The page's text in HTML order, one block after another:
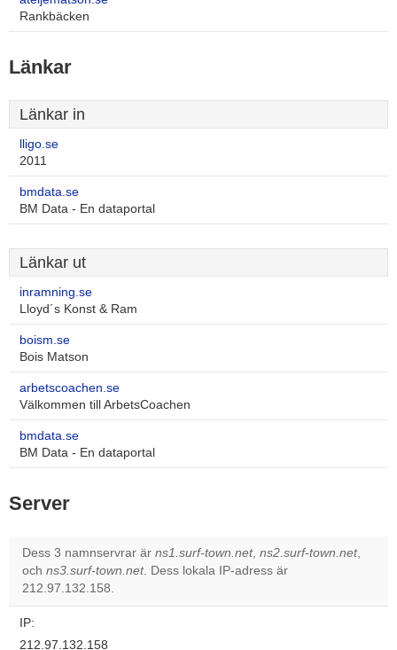
Rankbäcken
Länkar
Länkar in
lligo.se
2011
bmdata.se
BM Data - En dataportal
Länkar ut
inramning.se
Lloyd´s Konst & Ram
boism.se
Bois Matson
arbetscoachen.se
Välkommen till ArbetsCoachen
bmdata.se
BM Data - En dataportal
Server
Dess 3 namnservrar är ns1.surf-town.net, ns2.surf-town.net,
och ns3.surf-town.net. Dess lokala IP-adress är
212.97.132.158.
IP:
212.97.132.158